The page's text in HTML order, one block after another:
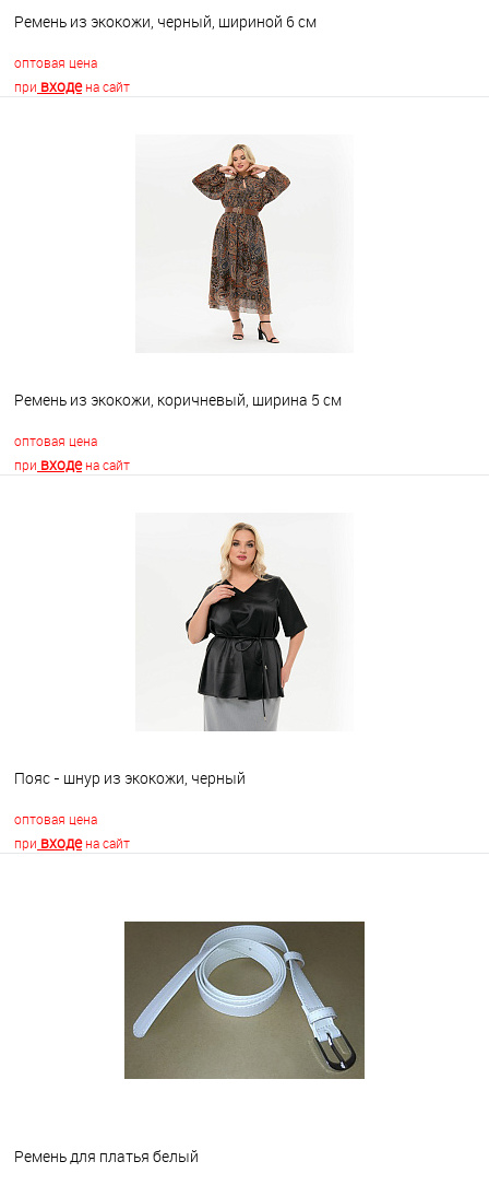
Ремень из экокожи, черный, шириной 6 см
оптовая цена
при входена сайт
В корзину
Ремень из экокожи, коричневый, ширина 5 см
оптовая цена
при входена сайт
В корзину
Пояс - шнур из экокожи, черный
оптовая цена
при входена сайт
Недоступно
Ремень для платья белый